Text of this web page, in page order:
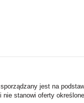
jest na
stanowi oferty